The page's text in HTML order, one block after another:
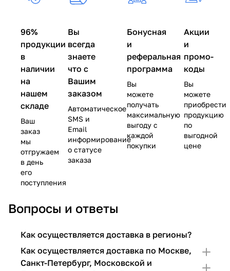
96%
продукции
в
наличии
на
нашем
складе
Ваш
заказ
мы
отгружаем
в день
его
поступления
Вы
всегда
знаете
что с
Вашим
заказом
Автоматическое
SMS и
Email
информирование
о статусе
заказа
Бонусная
и
реферальная
программа
Вы
можете
получать
максимальную
выгоду с
каждой
покупки
Акции
и
промо-
коды
Вы
можете
приобрести
продукцию
по
выгодной
цене
Вопросы и ответы
Как осуществляется доставка в регионы?
Как осуществляется доставка по Москве,
Санкт-Петербург, Московской и